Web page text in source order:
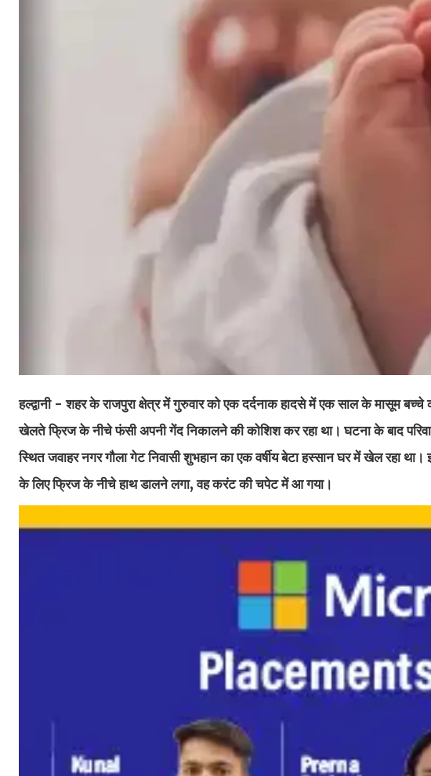
हल्द्वानी - शहर के राजपुरा क्षेत्र में गुरुवार को एक दर्दनाक हादसे में एक साल के
खेलते फ्रिज के नीचे फंसी अपनी गेंद निकालने की कोशिश कर रहा था। घटना के बाद
स्थित जवाहर नगर गौला गेट निवासी शुभहान का एक वर्षीय बेटा हस्सान घर में खेल रहा
के लिए फ्रिज के नीचे हाथ डालने लगा, वह करंट की चपेट में आ गया।